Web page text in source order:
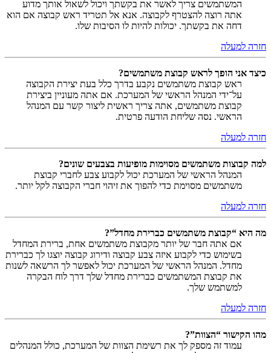
המשתמשים צריך לאשר את בקשתך ויכול לשאול אותך מדוע
אתה רוצה להצטרף לקבוצה. אנא אל תטריד ראש קבוצה אם הוא
דחה את בקשתך. יכולות להיות לו הסיבות שלו.
חזרה למעלה
כיצד אני הופך לראש קבוצת משתמשים?
ראש קבוצת משתמשים נקבע בדרך כלל בעת יצירת הקבוצה
על־ידי המנהל הראשי של המערכת. אם אתה מעוניין ביצירת
קבוצת משתמשים, אתה צריך ראשית ליצור קשר עם המנהל
הראשי. נסה שליחת הודעה פרטית.
חזרה למעלה
למה קבוצות משתמשים מסוימות מופיעות בצבעים שונים?
המנהל הראשי של המערכת יכול לקבוע צבע לחברי קבוצת
משתמשים מסוימת כדי להפוך את זיהוי חברי הקבוצה לקל יותר.
חזרה למעלה
מה היא “קבוצת משתמשים כברירת מחדל”?
אם אתה חבר של יותר מקבוצת משתמשים אחת, ברירת המחדל
בשימוש כדי לקבוע איזה צבע קבוצה ודירוג קבוצה יוצגו לך כברירת
מחדל. המנהל הראשי של המערכת יכול לאפשר לך הרשאה לשנות
את קבוצת המשתמשים כברירת מחדל שלך דרך לוח הבקרה
למשתמש שלך.
חזרה למעלה
מהו הקישור “הצוות”?
עמוד זה מספק לך את רשימת הצוות של המערכת, כולל המנהלים